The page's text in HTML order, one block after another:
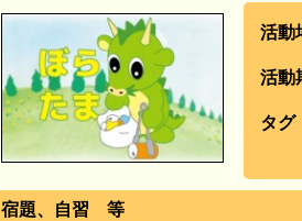
活動
活動
タグ
宿題、自習 等